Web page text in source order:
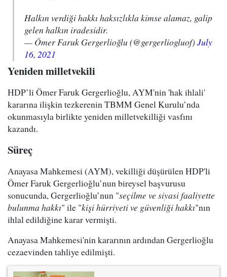
Halkın verdiği hakkı haksızlıkla kimse alamaz, galip
gelen halkın iradesidir.
— Ömer Faruk Gergerlioğlu (@gergerliogluof) July
16, 2021
Yeniden milletvekili
HDP’li Ömer Faruk Gergerlioğlu, AYM'nin 'hak ihlali'
kararına ilişkin tezkerenin TBMM Genel Kurulu’nda
okunmasıyla birlikte yeniden milletvekilliği vasfını
kazandı.
Süreç
Anayasa Mahkemesi (AYM), vekilliği düşürülen HDP'li
Ömer Faruk Gergerlioğlu’nun bireysel başvurusu
sonucunda, Gergerlioğlu’nun "seçilme ve siyasi faaliyette
bulunma hakkı" ile "kişi hürriyeti ve güvenliği hakkı"nın
ihlal edildiğine karar vermişti.
Anayasa Mahkemesi'nin kararının ardından Gergerlioğlu
cezaevinden tahliye edilmişti.